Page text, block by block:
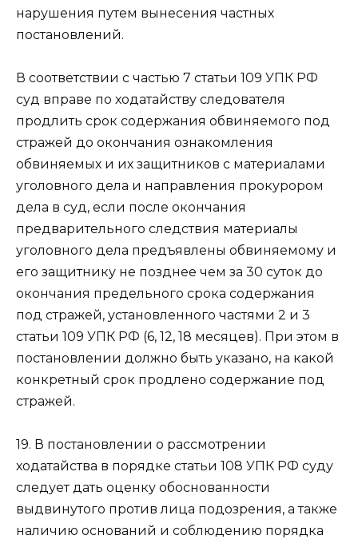
нарушения путем вынесения частных
постановлений.
В соответствии с частью 7 статьи 109 УПК РФ
суд вправе по ходатайству следователя
продлить срок содержания обвиняемого под
стражей до окончания ознакомления
обвиняемых и их защитников с материалами
уголовного дела и направления прокурором
дела в суд, если после окончания
предварительного следствия материалы
уголовного дела предъявлены обвиняемому и
его защитнику не позднее чем за 30 суток до
окончания предельного срока содержания
под стражей, установленного частями 2 и 3
статьи 109 УПК РФ (6, 12, 18 месяцев). При этом в
постановлении должно быть указано, на какой
конкретный срок продлено содержание под
стражей.
19. В постановлении о рассмотрении
ходатайства в порядке статьи 108 УПК РФ суду
следует дать оценку обоснованности
выдвинутого против лица подозрения, а также
наличию оснований и соблюдению порядка